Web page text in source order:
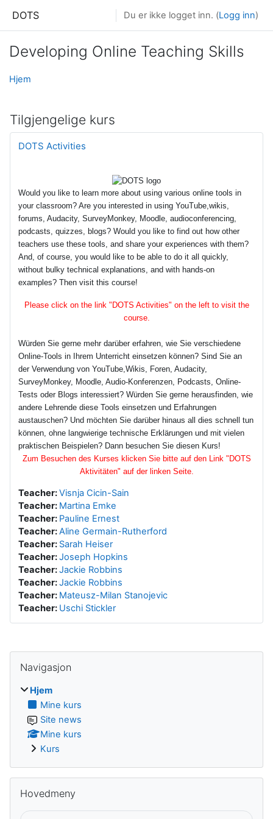
DOTS Du er ikke logget inn. (Logg inn)
Developing Online Teaching Skills
Hjem
Tilgjengelige kurs
DOTS Activities
Would you like to learn more about using various online tools in
your classroom? Are you interested in using YouTube,wikis,
forums, Audacity, SurveyMonkey, Moodle, audioconferencing,
podcasts, quizzes, blogs? Would you like to find out how other
teachers use these tools, and share your experiences with them?
And, of course, you would like to be able to do it all quickly,
without bulky technical explanations, and with hands-on
examples? Then visit this course!
Please click on the link "DOTS Activities" on the left to visit the
course.
Würden Sie gerne mehr darüber erfahren, wie Sie verschiedene
Online-Tools in Ihrem Unterricht einsetzen können? Sind Sie an
der Verwendung von YouTube,Wikis, Foren, Audacity,
SurveyMonkey, Moodle, Audio-Konferenzen, Podcasts, Online-
Tests oder Blogs interessiert? Würden Sie gerne herausfinden, wie
andere Lehrende diese Tools einsetzen und Erfahrungen
austauschen? Und möchten Sie darüber hinaus all dies schnell tun
können, ohne langwierige technische Erklärungen und mit vielen
praktischen Beispielen? Dann besuchen Sie diesen Kurs!
Zum Besuchen des Kurses klicken Sie bitte auf den Link "DOTS
Aktivitäten" auf der linken Seite.
Teacher:Visnja Cicin-Sain
Teacher: Martina Emke
Teacher: Pauline Ernest
Teacher:Aline Germain-Rutherford
Teacher: Sarah Heiser
Teacher:Joseph Hopkins
Teacher:Jackie Robbins
Teacher:Jackie Robbins
Teacher: Mateusz-Milan Stanojevic
Teacher: Uschi Stickler
Navigasjon
Hjem
Mine kurs
Site news
Mine kurs
Kurs
Hovedmeny